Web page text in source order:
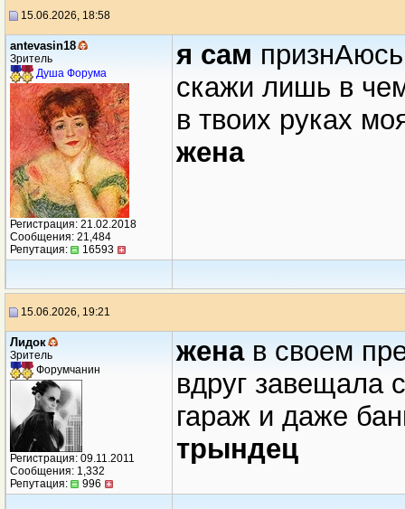
15.06.2026, 18:58
antevasin18
Зритель
Душа Форума
Регистрация: 21.02.2018
Сообщения: 21,484
Репутация:
16593
я сам
скажи лишь в
в твоих руках
жена
15.06.2026, 19:21
Лидок
Зритель
Форумчанин
Регистрация: 09.11.2011
Сообщения: 1,332
Репутация:
996
женав своем
вдруг завещала
гараж и даже
трындец